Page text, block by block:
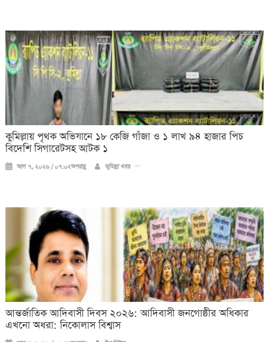
কুমিল্লায় পৃথক অভিযানে ১৮ কেজি গাঁজা ও ১ লাখ ৯৪ হাজার পিচ
বিদেশি সিগারেটসহ আটক ১
আগ ৭, ২০২৬ / ০৭:০২অপরাহ্ণ কুমিল্লা খবর
আন্তর্জাতিক আদিবাসী দিবস ২০২৬: আদিবাসী জনগোষ্ঠীর অধিকার
এখনো অধরা: নিকোলাস বিশ্বাস